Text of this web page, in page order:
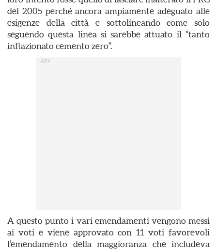
del 2005 perché ancora ampiamente adeguato alle
esigenze della città e sottolineando come solo
seguendo questa linea si sarebbe attuato il “tanto
inflazionato cemento zero”.
A questo punto i vari emendamenti vengono messi
ai voti e viene approvato con 11 voti favorevoli
l’emendamento della maggioranza che includeva